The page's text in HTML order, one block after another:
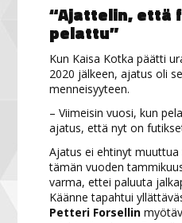
“Ajattelin, että
pelattu”
Kun Kaisa Kotka päätti
2020 jälkeen, ajatus oli
menneisyyteen.
– Viimeisin vuosi, kun
ajatus, että nyt on
Ajatus ei ehtinyt muuttua
tämän vuoden
varma, ettei paluuta
Käänne tapahtui
Petteri Forsellin